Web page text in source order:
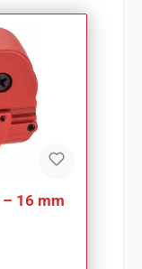
16 mm